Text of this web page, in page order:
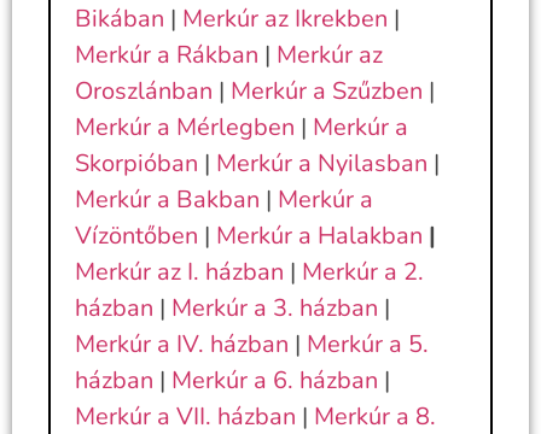
Bikában | Merkúr az Ikrekben |
Merkúr a Rákban | Merkúr az
Oroszlánban | Merkúr a Szűzben |
Merkúr a Mérlegben | Merkúr a
Skorpióban | Merkúr a Nyilasban |
Merkúr a Bakban | Merkúr a
Vízöntőben | Merkúr a Halakban |
Merkúr az I. házban | Merkúr a 2.
házban | Merkúr a 3. házban |
Merkúr a IV. házban | Merkúr a 5.
házban | Merkúr a 6. házban |
Merkúr a VII. házban | Merkúr a 8.